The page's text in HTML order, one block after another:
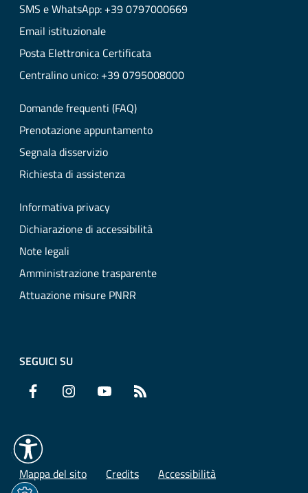
SMS e WhatsApp: +39 0797000669
Email istituzionale
Posta Elettronica Certificata
Centralino unico: +39 0795008000
Domande frequenti (FAQ)
Prenotazione appuntamento
Segnala disservizio
Richiesta di assistenza
Informativa privacy
Dichiarazione di accessibilità
Note legali
Amministrazione trasparente
Attuazione misure PNRR
SEGUICI SU
Facebook Instagram YouTube
Mappa del sito Credits Accessibilità